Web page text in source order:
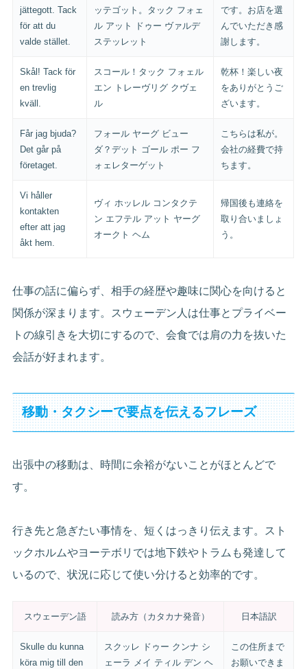
jättegott. Tack
för att du
valde stället.
ッテゴット。タック フォェ
ル アット ドゥー ヴァルデ
ステッレット
です。お店を選
んでいただき感
謝します。
Skål! Tack för
en trevlig
kväll.
スコール！タック フォェル
エン トレーヴリグ クヴェ
ル
乾杯！楽しい夜
をありがとうご
ざいます。
Får jag bjuda?
Det går på
företaget.
フォール ヤーグ ビュー
ダ？デット ゴール ポー フ
ォェレターゲット
こちらは私が。
会社の経費で持
ちます。
Vi håller
kontakten
efter att jag
åkt hem.
ヴィ ホッレル コンタクテ
ン エフテル アット ヤーグ
オークト ヘム
帰国後も連絡を
取り合いましょ
う。
仕事の話に偏らず、相手の経歴や趣味に関心を向けると
関係が深まります。スウェーデン人は仕事とプライベー
トの線引きを大切にするので、会食では肩の力を抜いた
会話が好まれます。
移動・タクシーで要点を伝えるフレーズ
出張中の移動は、時間に余裕がないことがほとんどで
す。
行き先と急ぎたい事情を、短くはっきり伝えます。スト
ックホルムやヨーテボリでは地下鉄やトラムも発達して
いるので、状況に応じて使い分けると効率的です。
スウェーデン語 読み方（カタカナ発音） 日本語訳
Skulle du kunna
köra mig till den
スクッレ ドゥー クンナ シ
ェーラ メイ ティル デン ヘ
この住所まで
お願いできま